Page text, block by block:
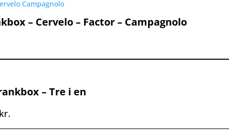
– Cervelo – Factor – Campagnolo
– Tre i en
kr.
449,00 kr.